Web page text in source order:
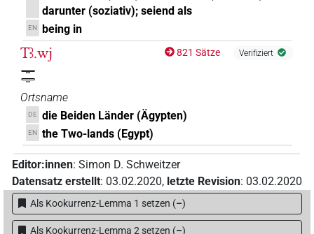
darunter (soziativ); seiend als
EN being in
Tꜣ.wj
𓇾𓇾
821 Sätze Verifiziert
Ortsname
DE die Beiden Länder (Ägypten)
EN the Two-lands (Egypt)
Editor:innen: Simon D. Schweitzer
Datensatz erstellt: 03.02.2020, letzte Revision: 03.02.2020
Als Kookurrenz-Lemma 1 setzen (–)
Als Kookurrenz-Lemma 2 setzen (–)